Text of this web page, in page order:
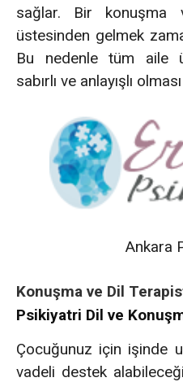
sağlar. Bir konuşma
üstesinden gelmek
Bu nedenle tüm aile
sabırlı ve anlayışlı
Ankara
Konuşma ve Dil
Psikiyatri Dil ve
Çocuğunuz için işinde
vadeli destek